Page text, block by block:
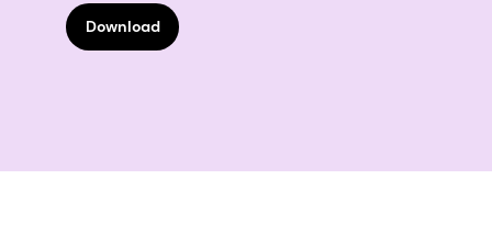
Download